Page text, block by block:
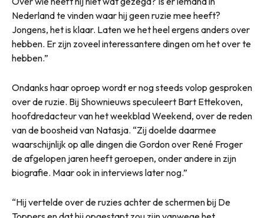
Nederland te vinden waar hij geen ruzie mee heeft?
Jongens, het is klaar. Laten we het heel ergens anders over
hebben. Er zijn zoveel interessantere dingen om het over te
hebben.”
Ondanks haar oproep wordt er nog steeds volop gesproken
over de ruzie. Bij Shownieuws speculeert Bart Ettekoven,
hoofdredacteur van het weekblad Weekend, over de reden
van de boosheid van Natasja. “Zij doelde daarmee
waarschijnlijk op alle dingen die Gordon over René Froger
de afgelopen jaren heeft geroepen, onder andere in zijn
biografie. Maar ook in interviews later nog.”
“Hij vertelde over de ruzies achter de schermen bij De